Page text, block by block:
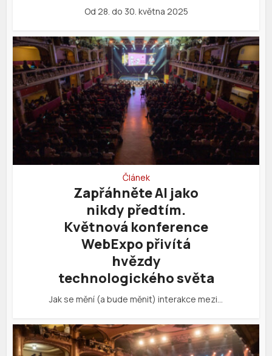
Od 28. do 30. května 2025
Článek
Zapřáhněte AI jako
nikdy předtím.
Květnová konference
WebExpo přivítá
hvězdy
technologického světa
Jak se mění (a bude měnit) interakce mezi…